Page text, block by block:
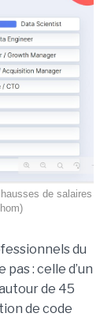
de salaires
du
: celle d’un
de 45
de code